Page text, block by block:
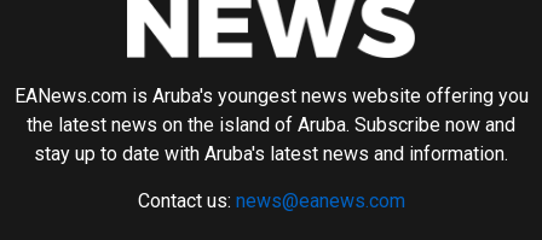
EANews.com is Aruba's youngest news website offering you
the latest news on the island of Aruba. Subscribe now and
stay up to date with Aruba's latest news and information.
Contact us: news@eanews.com